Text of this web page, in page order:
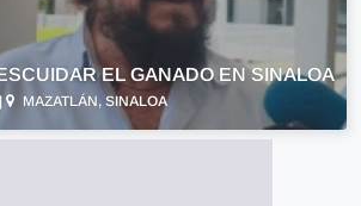
EL GANADO EN SINALOA
MAZATLÁN, SINALOA